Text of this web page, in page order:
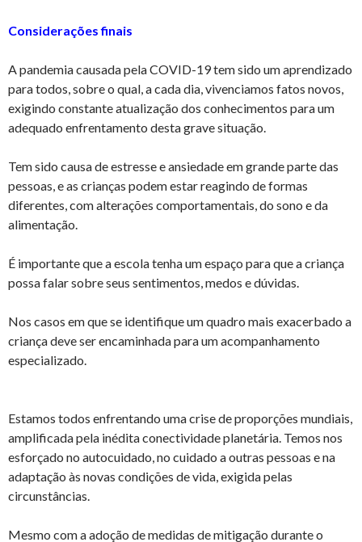
Considerações finais
A pandemia causada pela COVID-19 tem sido um aprendizado
para todos, sobre o qual, a cada dia, vivenciamos fatos novos,
exigindo constante atualização dos conhecimentos para um
adequado enfrentamento desta grave situação.
Tem sido causa de estresse e ansiedade em grande parte das
pessoas, e as crianças podem estar reagindo de formas
diferentes, com alterações comportamentais, do sono e da
alimentação.
É importante que a escola tenha um espaço para que a criança
possa falar sobre seus sentimentos, medos e dúvidas.
Nos casos em que se identifique um quadro mais exacerbado a
criança deve ser encaminhada para um acompanhamento
especializado.
Estamos todos enfrentando uma crise de proporções mundiais,
amplificada pela inédita conectividade planetária. Temos nos
esforçado no autocuidado, no cuidado a outras pessoas e na
adaptação às novas condições de vida, exigida pelas
circunstâncias.
Mesmo com a adoção de medidas de mitigação durante o